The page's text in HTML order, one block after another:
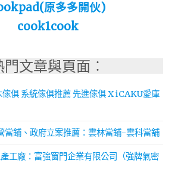
原多多開伙)
cook1cook
門文章與頁面︰
俱 系統傢俱推薦 先進傢俱 X iCAKU愛庫
當鋪、政府立案推薦：雲林當鋪-雲科當舖
工廠：富強窗門企業有限公司（強牌氣密